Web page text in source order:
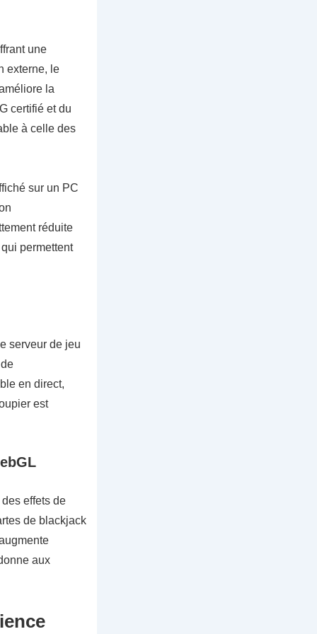
une
externe, le
la
certifié et du
à celle des
sur un PC
réduite
permettent
serveur de jeu
en direct,
est
effets de
de blackjack
aux